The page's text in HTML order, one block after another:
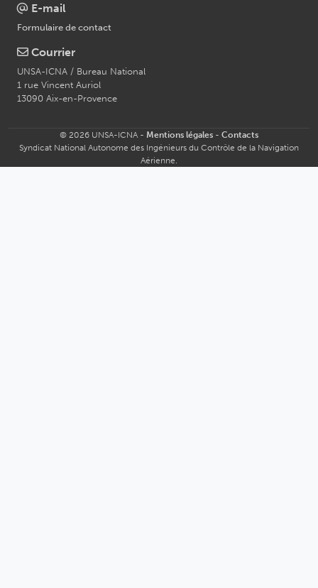
E-mail
Formulaire de contact
Courrier
UNSA-ICNA / Bureau National
1 rue Vincent Auriol
13090 Aix-en-Provence
© 2026 UNSA-ICNA - Mentions légales - Contacts
Syndicat National Autonome des Ingénieurs du Contrôle de la Navigation
Aérienne.